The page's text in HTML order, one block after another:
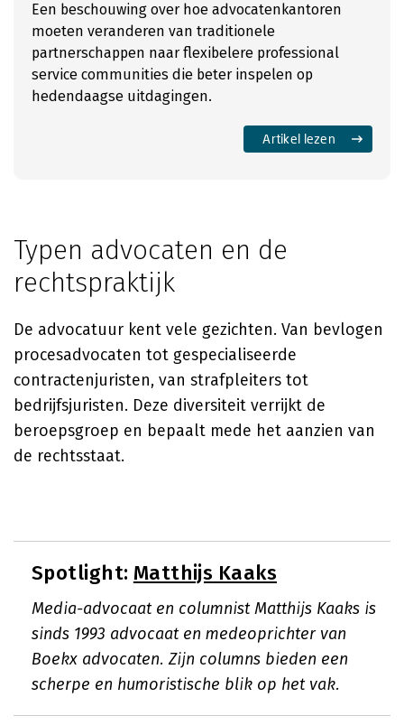
Een beschouwing over hoe advocatenkantoren
moeten veranderen van traditionele
partnerschappen naar flexibelere professional
service communities die beter inspelen op
hedendaagse uitdagingen.
Artikel lezen
Typen advocaten en de
rechtspraktijk
De advocatuur kent vele gezichten. Van bevlogen
procesadvocaten tot gespecialiseerde
contractenjuristen, van strafpleiters tot
bedrijfsjuristen. Deze diversiteit verrijkt de
beroepsgroep en bepaalt mede het aanzien van
de rechtsstaat.
Spotlight: Matthijs Kaaks
Media-advocaat en columnist Matthijs Kaaks is
sinds 1993 advocaat en medeoprichter van
Boekx advocaten. Zijn columns bieden een
scherpe en humoristische blik op het vak.